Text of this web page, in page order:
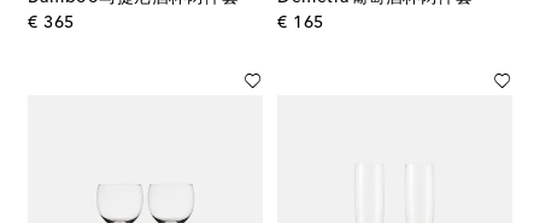
€ 365original price
€ 165original price